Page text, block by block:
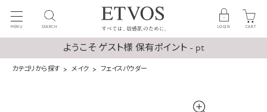
MENU SEARCH LOGIN CART
ようこそ ゲスト様 保有ポイント - pt
カテゴリから探す メイク フェイスパウダー